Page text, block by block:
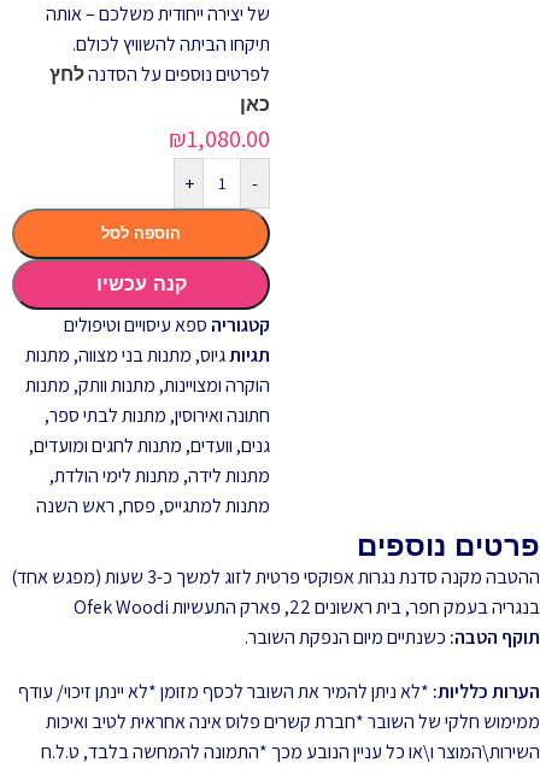
של יצירה ייחודית משלכם – אותה
תיקחו הביתה להשוויץ לכולם.
לפרטים נוספים על הסדנהלחץ
כאן
₪1,080.00
-
+
הוספה לסל
קנה עכשיו
קטגוריה ספא עיסויים וטיפולים
תגיותגיוס, מתנות בני מצווה, מתנות
הוקרה ומצויינות, מתנות וותק, מתנות
חתונה ואירוסין, מתנות לבתי ספר,
גנים, וועדים, מתנות לחגים ומועדים,
מתנות לידה, מתנות לימי הולדת,
מתנות למתגייס, פסח, ראש השנה
פרטים נוספים
ההטבה מקנה סדנת נגרות אפוקסי פרטית לזוג למשך כ-3 שעות (מפגש אחד)
בנגריה בעמק חפר, בית ראשונים 22, פארק התעשיות Ofek Woodi
תוקף הטבה: כשנתיים מיום הנפקת השובר.
הערות כלליות: *לא ניתן להמיר את השובר לכסף מזומן *לא יינתן זיכוי/ עודף
ממימוש חלקי של השובר *חברת קשרים פלוס אינה אחראית לטיב ואיכות
השירות\המוצר ו\או כל עניין הנובע מכך *התמונה להמחשה בלבד, ט.ל.ח